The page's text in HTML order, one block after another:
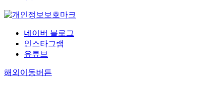
네이버 블로그
인스타그램
유튜브
해외이동버튼